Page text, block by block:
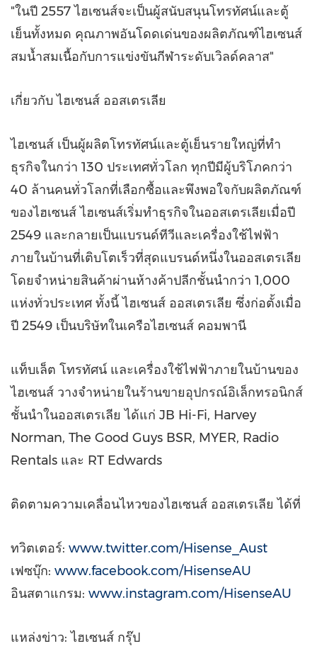
"ในปี 2557 ไฮเซนส์จะเป็นผู้สนับสนุนโทรทัศน์และตู้
เย็นทั้งหมด คุณภาพอันโดดเด่นของผลิตภัณฑ์ไฮเซนส์
สมน้ำสมเนื้อกับการแข่งขันกีฬาระดับเวิลด์คลาส"
เกี่ยวกับ ไฮเซนส์ ออสเตรเลีย
ไฮเซนส์ เป็นผู้ผลิตโทรทัศน์และตู้เย็นรายใหญ่ที่ทำ
ธุรกิจในกว่า 130 ประเทศทั่วโลก ทุกปีมีผู้บริโภคกว่า
40 ล้านคนทั่วโลกที่เลือกซื้อและพึงพอใจกับผลิตภัณฑ์
ของไฮเซนส์ ไฮเซนส์เริ่มทำธุรกิจในออสเตรเลียเมื่อปี
2549 และกลายเป็นแบรนด์ทีวีและเครื่องใช้ไฟฟ้า
ภายในบ้านที่เติบโตเร็วที่สุดแบรนด์หนึ่งในออสเตรเลีย
โดยจำหน่ายสินค้าผ่านห้างค้าปลีกชั้นนำกว่า 1,000
แห่งทั่วประเทศ ทั้งนี้ ไฮเซนส์ ออสเตรเลีย ซึ่งก่อตั้งเมื่อ
ปี 2549 เป็นบริษัทในเครือไฮเซนส์ คอมพานี
แท็บเล็ต โทรทัศน์ และเครื่องใช้ไฟฟ้าภายในบ้านของ
ไฮเซนส์ วางจำหน่ายในร้านขายอุปกรณ์อิเล็กทรอนิกส์
ชั้นนำในออสเตรเลีย ได้แก่ JB Hi-Fi, Harvey
Norman, The Good Guys BSR, MYER, Radio
Rentals และ RT Edwards
ติดตามความเคลื่อนไหวของไฮเซนส์ ออสเตรเลีย ได้ที่
ทวิตเตอร์: www.twitter.com/Hisense_Aust
เฟซบุ๊ก: www.facebook.com/HisenseAU
อินสตาแกรม: www.instagram.com/HisenseAU
แหล่งข่าว: ไฮเซนส์ กรุ๊ป